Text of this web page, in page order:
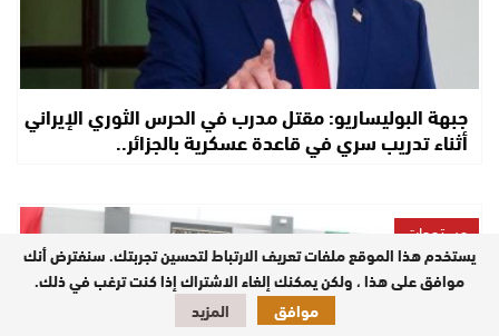
جبهة البوليساريو: مقتل مدرب في الحرس الثوري الإيراني
أثناء تدريب سري في قاعدة عسكرية بالجزائر..
مستجدات
يستخدم هذا الموقع ملفات تعريف الارتباط لتحسين تجربتك. سنفترض أنك
موافق على هذا ، ولكن يمكنك إلغاء الاشتراك إذا كنت ترغب في ذلك.
موافق
المزيد